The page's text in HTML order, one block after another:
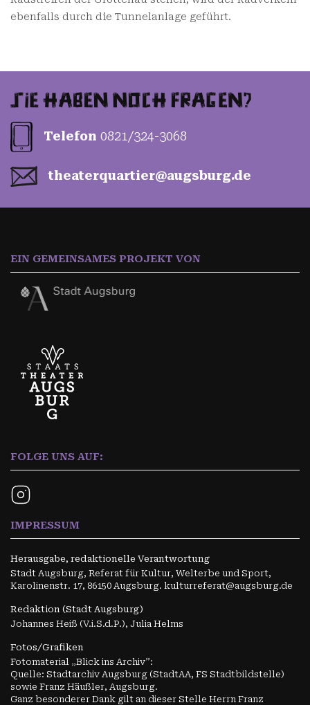
ebenfalls durch die Tunnelanlage geführt.
Telefon 0821/324-3068
theater­quartier­@augs­burg.de
EIN GEMEINSAMES PROJEKT VON
FOLGE UNS AUF:
IMPRESSUM
Herausgabe, redaktionelle Verantwortung
Stadt Augsburg, Referat für Kultur, Welterbe und Sport,
Karolinenstr. 17, 86150 Augsburg. kulturreferat@augsburg.de
Redaktion (Stadt Augsburg)
Johannes Heiß (V.i.S.d.P.), Julia Helms
Fotos/Grafiken
Fotomaterial „Blick ins Archiv”:
Quelle: Stadtarchiv Augsburg (StadtAA, FS Stadtbildstelle)
sowie Franz Häußler, Augsburg.
Ganz besonderer Dank gilt an dieser Stelle Herrn Franz